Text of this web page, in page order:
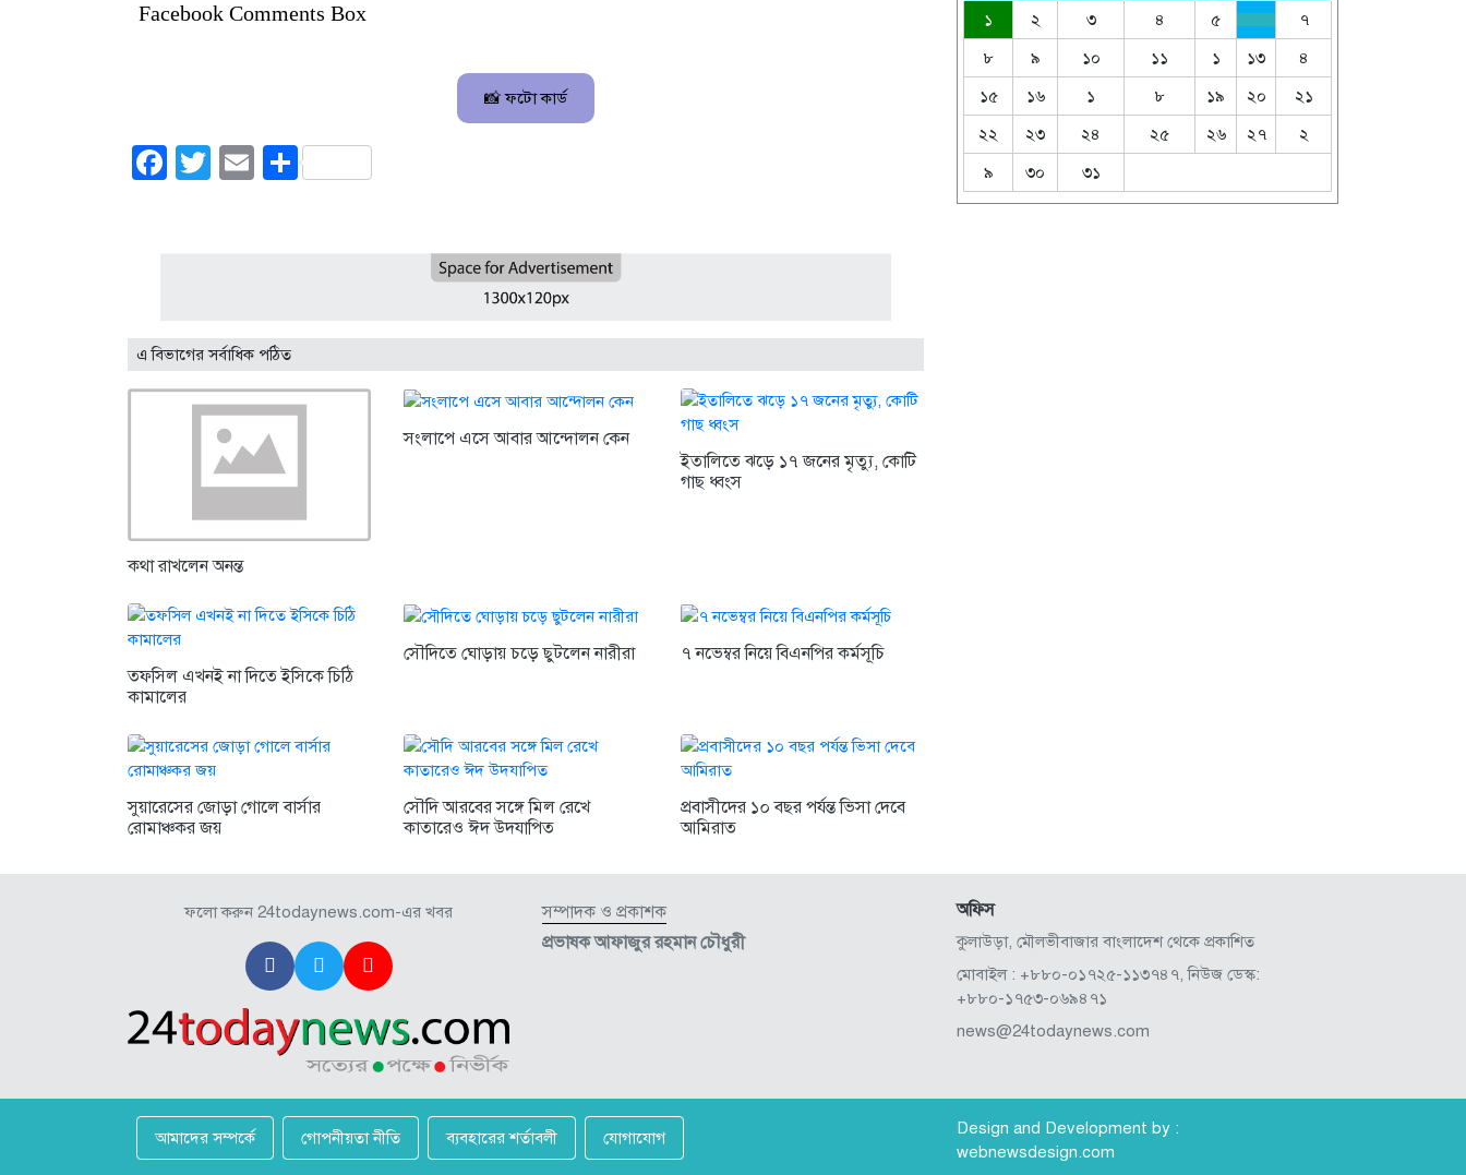
Facebook Comments Box
📸 ফটো কার্ড
Facebook
Twitter
EmailShare
এ বিভাগের সর্বাধিক পঠিত
কথা রাখলেন অনন্ত
সংলাপে এসে আবার আন্দোলন কেন
ইতালিতে ঝড়ে ১৭ জনের মৃত্যু, কোটি
গাছ ধ্বংস
তফসিল এখনই না দিতে ইসিকে চিঠি
কামালের
সৌদিতে ঘোড়ায় চড়ে ছুটলেন নারীরা ৭ নভেম্বর নিয়ে বিএনপির কর্মসূচি
সুয়ারেসের জোড়া গোলে বার্সার
রোমাঞ্চকর জয়
সৌদি আরবের সঙ্গে মিল রেখে
কাতারেও ঈদ উদযাপিত
প্রবাসীদের ১০ বছর পর্যন্ত ভিসা দেবে
আমিরাত
১ ২ ৩ ৪ ৫
৭
৮
৯ ১০ ১১ ১ ১৩
৪
১৫
১৬ ১ ৮ ১৯ ২০
২১
২২
২৩ ২৪ ২৫ ২৬ ২৭
২
৯
৩০ ৩১
ফলো করুন 24todaynews.com-এর খবর
সম্পাদক ও প্রকাশক
প্রভাষক আফাজুর রহমান চৌধুরী
অফিস
কুলাউড়া, মৌলভীবাজার বাংলাদেশ থেকে প্রকাশিত
মোবাইল : +৮৮০-০১৭২৫-১১৩৭৪৭, নিউজ ডেস্ক:
+৮৮০-১৭৫৩-০৬৯৪৭১
news@24todaynews.com
আমাদের সম্পর্কে গোপনীয়তা নীতি ব্যবহারের শর্তাবলী যোগাযোগ
Design and Development by :
webnewsdesign.com